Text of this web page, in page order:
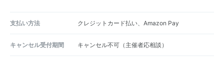
支払い方法 クレジットカード払い、Amazon Pay
キャンセル受付期間 キャンセル不可（主催者応相談）